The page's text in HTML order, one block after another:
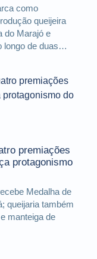
como
queijeira
do Marajó e
longo de duas
premiações
protagonismo
Medalha de
queijaria também
manteiga de